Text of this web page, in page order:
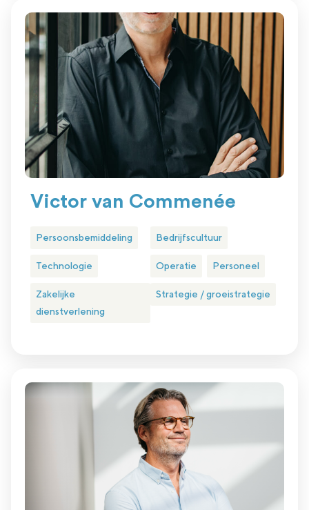
Victor van Commenée
Persoonsbemiddeling
Technologie
Zakelijke
dienstverlening
Bedrijfscultuur
Operatie Personeel
Strategie / groeistrategie